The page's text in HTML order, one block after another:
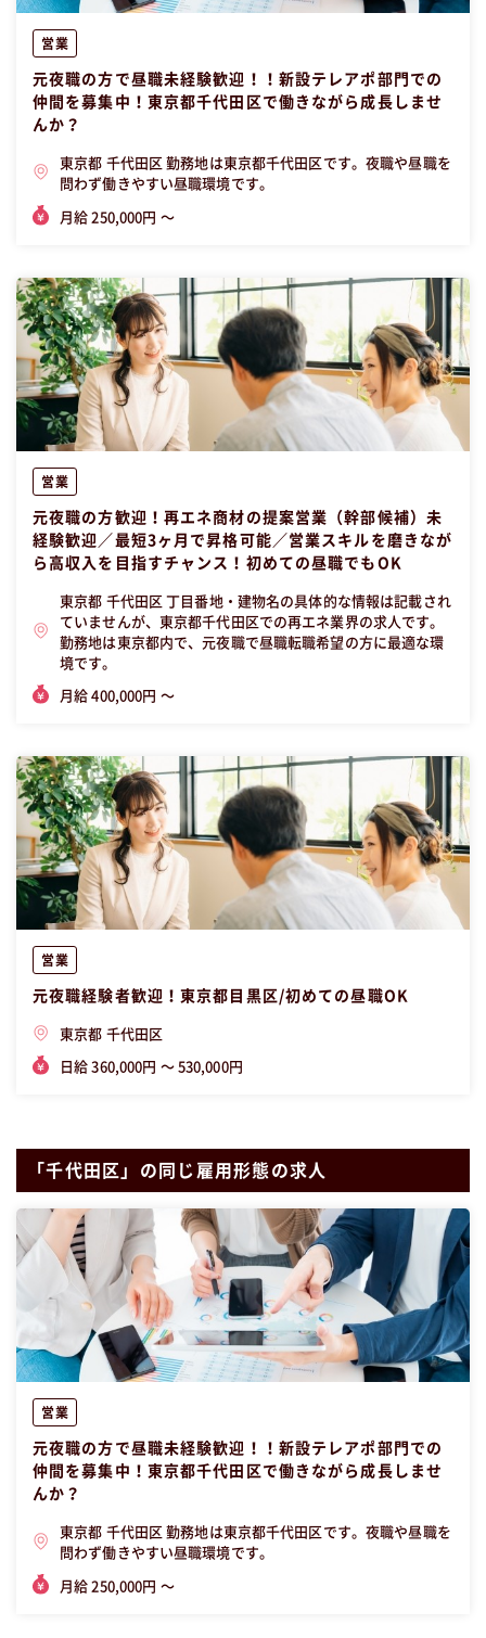
営業
元夜職の方で昼職未経験歓迎！！新設テレアポ部門での
仲間を募集中！東京都千代田区で働きながら成長しませ
んか？
東京都 千代田区 勤務地は東京都千代田区です。夜職や昼職を
問わず働きやすい昼職環境です。
月給 250,000円 〜
営業
元夜職の方歓迎！再エネ商材の提案営業（幹部候補）未
経験歓迎／最短3ヶ月で昇格可能／営業スキルを磨きなが
ら高収入を目指すチャンス！初めての昼職でもOK
東京都 千代田区 丁目番地・建物名の具体的な情報は記載され
ていませんが、東京都千代田区での再エネ業界の求人です。
勤務地は東京都内で、元夜職で昼職転職希望の方に最適な環
境です。
月給 400,000円 〜
営業
元夜職経験者歓迎！東京都目黒区/初めての昼職OK
東京都 千代田区
日給 360,000円 〜 530,000円
「千代田区」の同じ雇用形態の求人
営業
元夜職の方で昼職未経験歓迎！！新設テレアポ部門での
仲間を募集中！東京都千代田区で働きながら成長しませ
んか？
東京都 千代田区 勤務地は東京都千代田区です。夜職や昼職を
問わず働きやすい昼職環境です。
月給 250,000円 〜